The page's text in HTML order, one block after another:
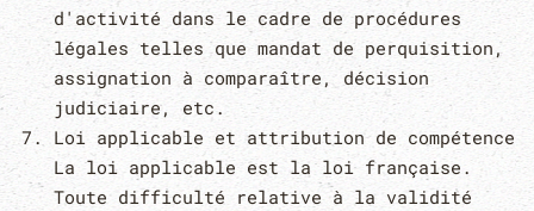
d'activité dans le cadre de procédures
légales telles que mandat de perquisition,
assignation à comparaître, décision
judiciaire, etc.
Loi applicable et attribution de compétence
La loi applicable est la loi française.
Toute difficulté relative à la validité